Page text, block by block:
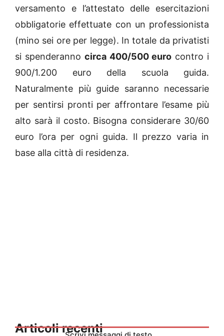
versamento e l’attestato delle esercitazioni
obbligatorie effettuate con un professionista
(mino sei ore per legge). In totale da privatisti
si spenderanno circa 400/500 euro contro i
900/1.200 euro della scuola guida.
Naturalmente più guide saranno necessarie
per sentirsi pronti per affrontare l’esame più
alto sarà il costo. Bisogna considerare 30/60
euro l’ora per ogni guida. Il prezzo varia in
base alla città di residenza.
Articoli recenti